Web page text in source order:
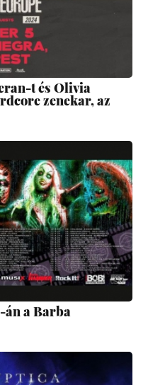
t és Olivia
zenekar, az
a Barba